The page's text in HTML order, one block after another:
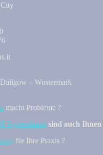
City
– Wustermark
macht Probleme ?
Systemhaus sind auch
für Ihre Praxis ?